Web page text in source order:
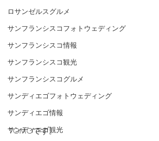
ロサンゼルスグルメ
サンフランシスコフォトウェディング
サンフランシスコ情報
サンフランシスコ観光
サンフランシスコグルメ
サンディエゴフォトウェディング
サンディエゴ情報
サンディエゴ観光
TOMOです。